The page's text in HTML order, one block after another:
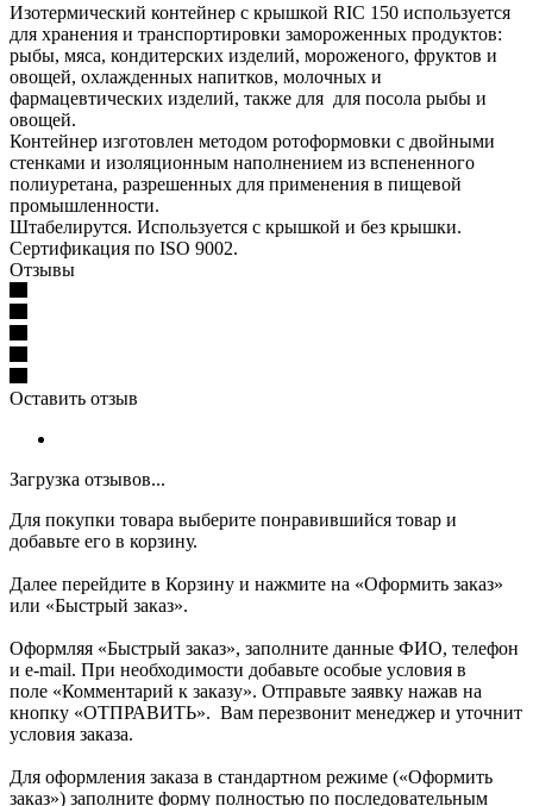
Изотермический контейнер с крышкой RIC 150 используется
для хранения и транспортировки замороженных продуктов:
рыбы, мяса, кондитерских изделий, мороженого, фруктов и
овощей, охлажденных напитков, молочных и
фармацевтических изделий, также для для посола рыбы и
овощей.
Контейнер изготовлен методом ротоформовки с двойными
стенками и изоляционным наполнением из вспененного
полиуретана, разрешенных для применения в пищевой
промышленности.
Штабелирутся. Используется с крышкой и без крышки.
Сертификация по ISO 9002.
Отзывы
Оставить отзыв
Загрузка отзывов...
Для покупки товара выберите понравившийся товар и
добавьте его в корзину.
Далее перейдите в Корзину и нажмите на «Оформить заказ»
или «Быстрый заказ».
Оформляя «Быстрый заказ», заполните данные ФИО, телефон
и e-mail. При необходимости добавьте особые условия в
поле «Комментарий к заказу». Отправьте заявку нажав на
кнопку «ОТПРАВИТЬ». Вам перезвонит менеджер и уточнит
условия заказа.
Для оформления заказа в стандартном режиме («Оформить
заказ») заполните форму полностью по последовательным